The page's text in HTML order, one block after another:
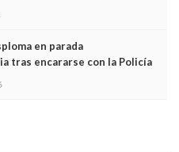
en parada
tras encararse con la Policía